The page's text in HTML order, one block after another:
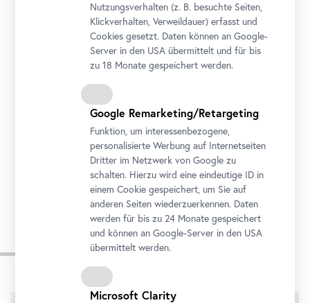
Öffnungszeiten
Dienstag bis Sonntag
11 bis 18 Uhr
Abendöffnung: Donnerstag
11 bis 21 Uhr
Arsenalstraße 1, 1030 Wien
Impressionen
Nutzungsverhalten (z. B. besuchte Seiten,
Klickverhalten, Verweildauer) erfasst und
Cookies gesetzt. Daten können an Google-
Server in den USA übermittelt und für bis
zu 18 Monate gespeichert werden.
Google Remarketing/Retargeting
Funktion, um interessenbezogene,
personalisierte Werbung auf Internetseiten
Dritter im Netzwerk von Google zu
schalten. Hierzu wird eine eindeutige ID in
einem Cookie gespeichert, um Sie auf
anderen Seiten wiederzuerkennen. Daten
werden für bis zu 24 Monate gespeichert
und können an Google-Server in den USA
übermittelt werden.
Microsoft Clarity